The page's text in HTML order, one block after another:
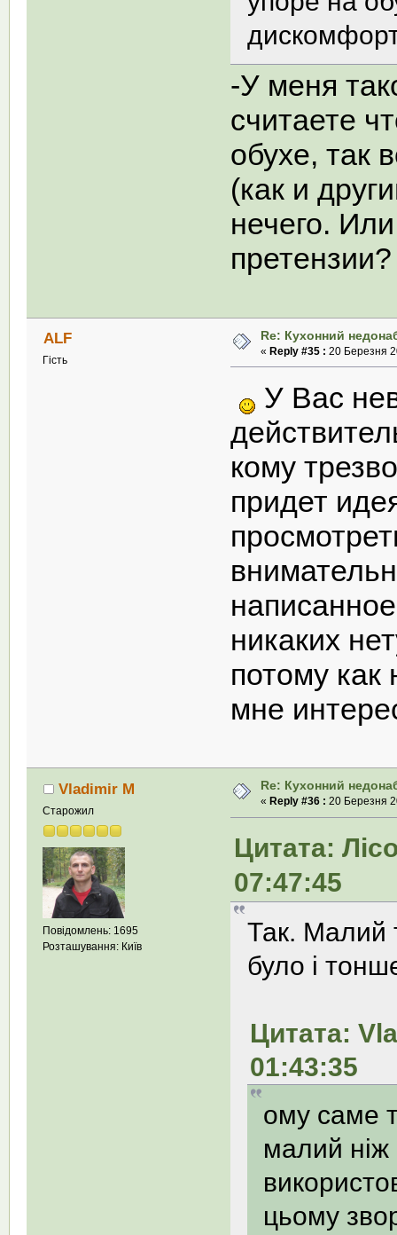
-У меня
считаете
обухе, так
(как и
нечего.
претензии?
ALF
Гість
Re: Кухонний
« Reply #35 : 20 Березня
У Вас
кому
придет
никаких
потому как
мне
Vladimir M
Старожил
Повідомлень: 1695
Розташування: Київ
Re: Кухонний
« Reply #36 : 20 Березня
Цитата:
07:47:45
Так. Малий
було і
Цитата:
01:43:35
ому саме
малий нiж
цьому